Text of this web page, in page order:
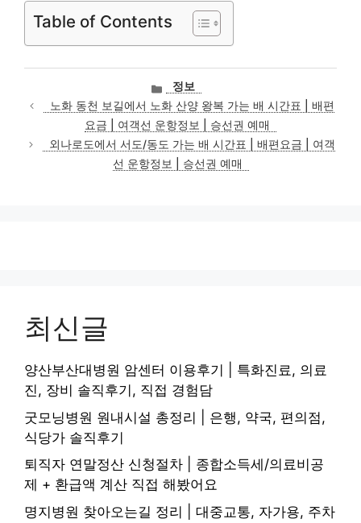
Table of Contents
카
테
고
리
정보
노화 동천 보길에서 노화 산양 왕복 가는 배 시간표 | 배편
요금 | 여객선 운항정보 | 승선권 예매
외나로도에서 서도/동도 가는 배 시간표 | 배편요금 | 여객
선 운항정보 | 승선권 예매
최신글
양산부산대병원 암센터 이용후기 | 특화진료, 의료
진, 장비 솔직후기, 직접 경험담
굿모닝병원 원내시설 총정리 | 은행, 약국, 편의점,
식당가 솔직후기
퇴직자 연말정산 신청절차 | 종합소득세/의료비공
제 + 환급액 계산 직접 해봤어요
명지병원 찾아오는길 정리 | 대중교통, 자가용, 주차